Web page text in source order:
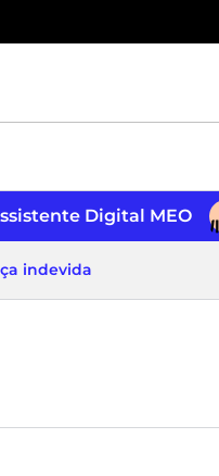
Digital MEO
indevida